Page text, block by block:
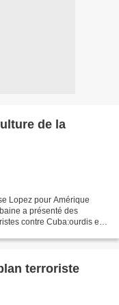
de la
Lopez pour Amérique
a présenté des
contre Cuba:ourdis en
terroriste